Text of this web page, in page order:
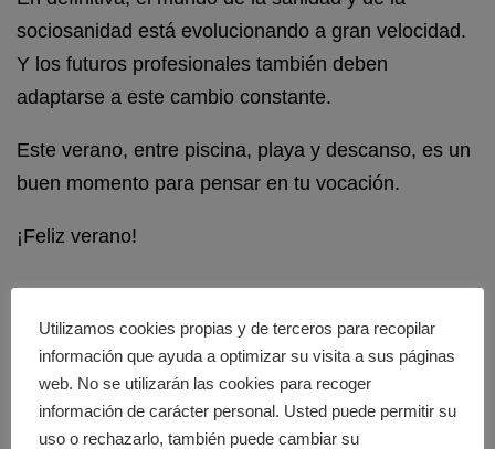
sociosanidad está evolucionando a gran velocidad.
Y los futuros profesionales también deben
adaptarse a este cambio constante.
Este verano, entre piscina, playa y descanso, es un
buen momento para pensar en tu vocación.
¡Feliz verano!
Utilizamos cookies propias y de terceros para recopilar
información que ayuda a optimizar su visita a sus páginas
web. No se utilizarán las cookies para recoger
información de carácter personal. Usted puede permitir su
uso o rechazarlo, también puede cambiar su